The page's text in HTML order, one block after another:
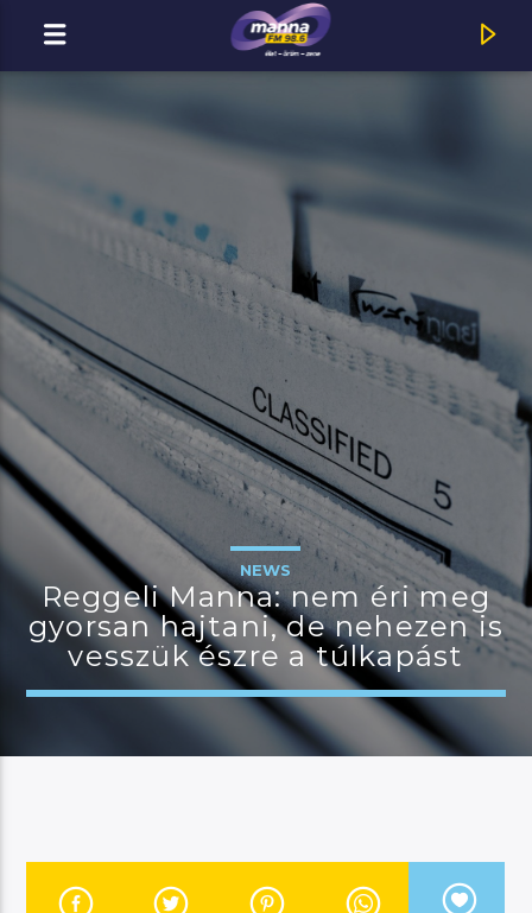
MOST ADÁSBAN
MannaFM
Fugees : Killing Me Softly (With His Song)
JELENLEGI MŰSOR
MANNA SELECTION
NEWS
Reggeli Manna: nem éri meg
gyorsan hajtani, de nehezen is
vesszük észre a túlkapást